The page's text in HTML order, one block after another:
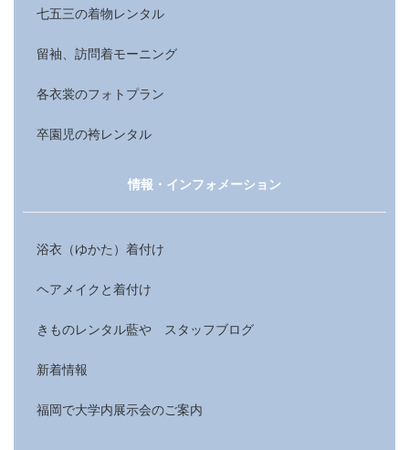
七五三の着物レンタル
留袖、訪問着モーニング
各衣裳のフォトプラン
卒園児の袴レンタル
情報・インフォメーション
浴衣（ゆかた）着付け
ヘアメイクと着付け
きものレンタル藍や スタッフブログ
新着情報
福岡で大学内展示会のご案内